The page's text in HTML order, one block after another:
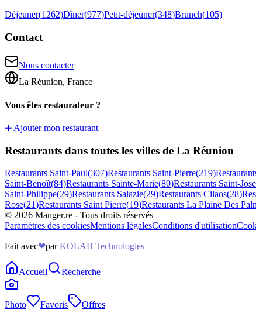
Déjeuner(1262)Dîner(977)Petit-déjeuner(348)Brunch(105)
Contact
Nous contacter
La Réunion, France
Vous êtes restaurateur ?
➕ Ajouter mon restaurant
Restaurants dans toutes les villes de La Réunion
Restaurants Saint-Paul(307)Restaurants Saint-Pierre(219)
Saint-Benoît(84)Restaurants Sainte-Marie(80)Restaurants Saint-
Saint-Philippe(29)Restaurants Salazie(29)Restaurants Cilaos(28)
Rose(21)Restaurants Saint Pierre(19)Restaurants La Plaine Des
© 2026 Manger.re - Tous droits réservés
Paramètres des cookiesMentions légalesConditions d'utilisation
Fait avec❤par KOLAB Technologies
Accueil Recherche
Photo Favoris Offres